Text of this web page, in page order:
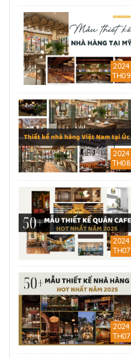
2024
TH09
2024
TH08
2024
TH07
2024
TH07